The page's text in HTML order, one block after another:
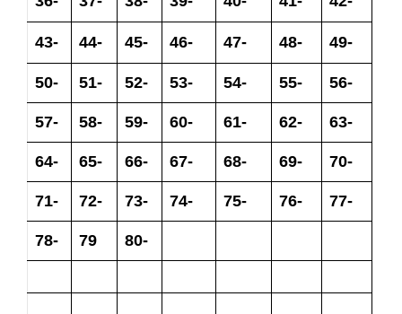
43- 44- 45- 46- 47- 48- 49-
50- 51- 52- 53- 54- 55- 56-
57- 58- 59- 60- 61- 62- 63-
64- 65- 66- 67- 68- 69- 70-
71- 72- 73- 74- 75- 76- 77-
78- 79 80-